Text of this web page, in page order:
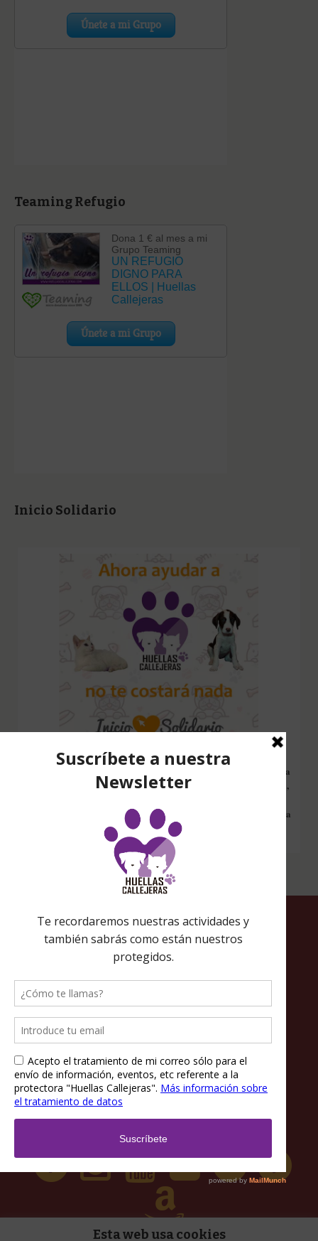
Teaming Refugio
Inicio Solidario
Configura nuestro Inicio Solidario en todos tus dispositivos y cada
vez que entres a hacer una búsqueda en internet desde esa página,
Amazon desde ahí, tu compra será solidaria sin ningún coste extra
para ti.
Política de privacidad
Esta web usa cookies